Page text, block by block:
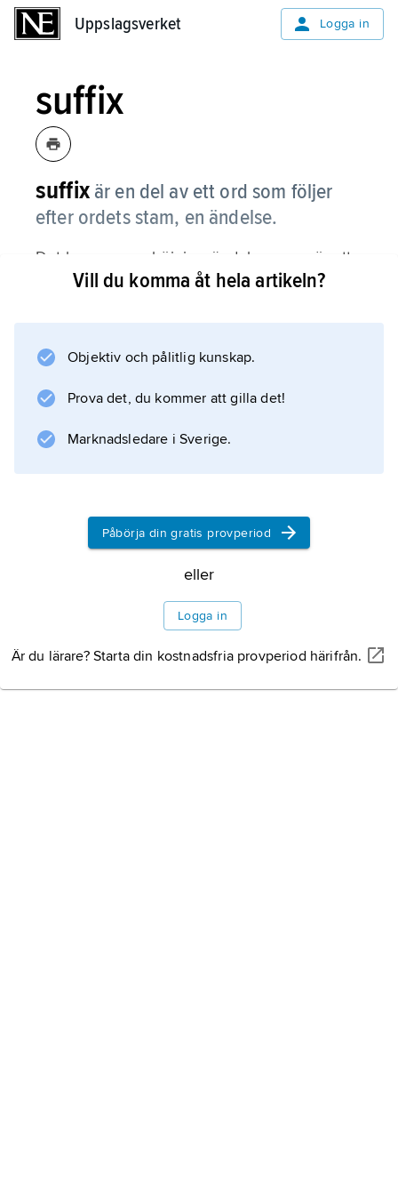
Uppslagsverket Logga in
suffix
suffix är en del av ett ord som följer
efter ordets stam, en ändelse.
Det kan vara en böjningsändelse som gör att
till exempel ordet
en
avledningsändelse som kan göra till exempel
sand
, som betyder ’med sand på sig’.
Information om artikeln
Vill du komma åt hela artikeln?
Objektiv och pålitlig kunskap.
Prova det, du kommer att gilla det!
Marknadsledare i Sverige.
Påbörja din gratis provperiod
eller
Logga in
Är du lärare? Starta din kostnadsfria provperiod härifrån.